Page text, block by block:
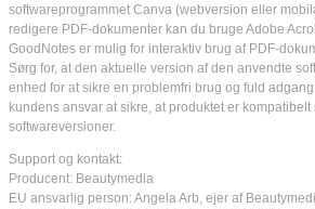
softwareprogrammet Canva (webversion eller
redigere PDF-dokumenter kan du bruge Adobe
GoodNotes er mulig for interaktiv brug af PDF-
Sørg for, at den aktuelle version af den anvendte
enhed for at sikre en problemfri brug og fuld
kundens ansvar at sikre, at produktet er
softwareversioner.
Support og kontakt:
Producent: Beautymedia
EU ansvarlig person: Angela Arb, ejer af